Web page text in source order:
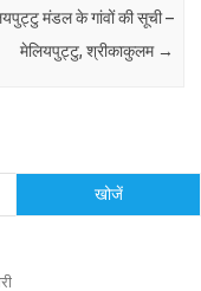
मंडल के गांवों की सूची –
मेलियपुट्टु, श्रीकाकुलम →
खोजें